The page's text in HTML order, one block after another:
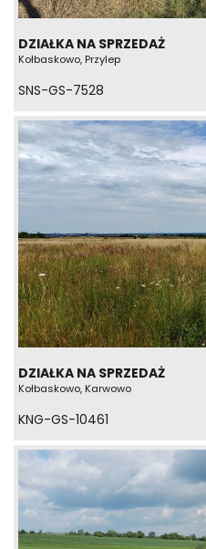
DZIAŁKA NA SPRZEDAŻ
Kołbaskowo, Przylep
SNS-GS-7528
DZIAŁKA NA SPRZEDAŻ
Kołbaskowo, Karwowo
KNG-GS-10461